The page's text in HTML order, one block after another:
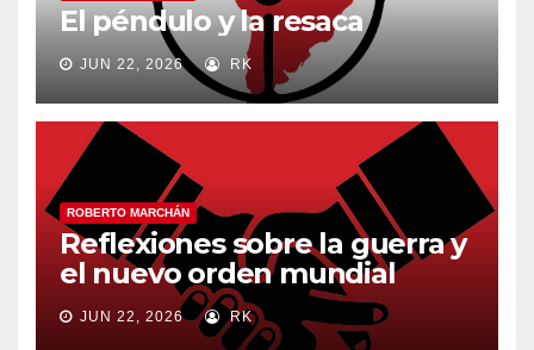
El péndulo y la resaca
JUN 22, 2026 RK
ROBERTO MARCHÁN
Reflexiones sobre la guerra y
el nuevo orden mundial
JUN 22, 2026 RK